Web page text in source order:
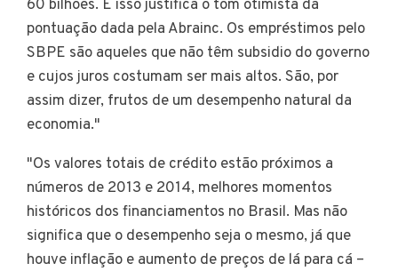
60 bilhões. E isso justifica o tom otimista da
pontuação dada pela Abrainc. Os empréstimos pelo
SBPE são aqueles que não têm subsidio do governo
e cujos juros costumam ser mais altos. São, por
assim dizer, frutos de um desempenho natural da
economia."
"Os valores totais de crédito estão próximos a
números de 2013 e 2014, melhores momentos
históricos dos financiamentos no Brasil. Mas não
significa que o desempenho seja o mesmo, já que
houve inflação e aumento de preços de lá para cá –